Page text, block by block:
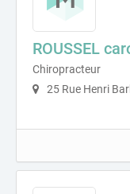
ROUSSEL
Chiropracteur
25 Rue Henri